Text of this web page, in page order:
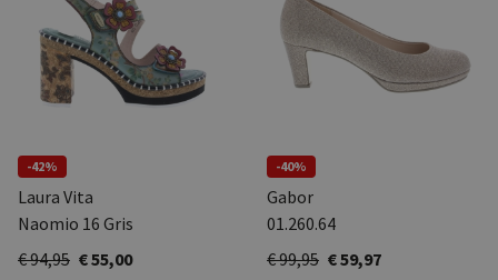
-42%
Laura Vita
Naomio 16 Gris
€ 94,95 € 55,00
-40%
Gabor
01.260.64
€ 99,95 € 59,97